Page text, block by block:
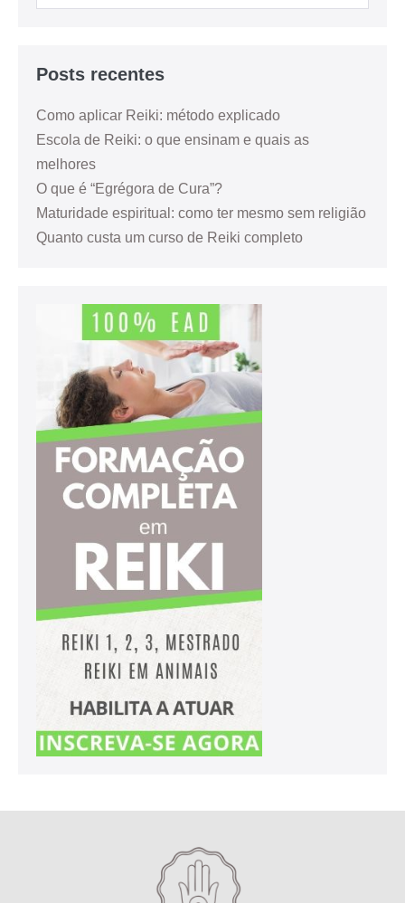
Posts recentes
Como aplicar Reiki: método explicado
Escola de Reiki: o que ensinam e quais as
melhores
O que é “Egrégora de Cura”?
Maturidade espiritual: como ter mesmo sem religião
Quanto custa um curso de Reiki completo